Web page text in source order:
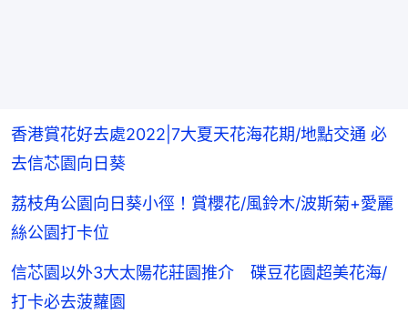
香港賞花好去處2022|7大夏天花海花期/地點交通 必
去信芯園向日葵
荔枝角公園向日葵小徑！賞櫻花/風鈴木/波斯菊+愛麗
絲公園打卡位
信芯園以外3大太陽花莊園推介 碟豆花園超美花海/
打卡必去菠蘿園